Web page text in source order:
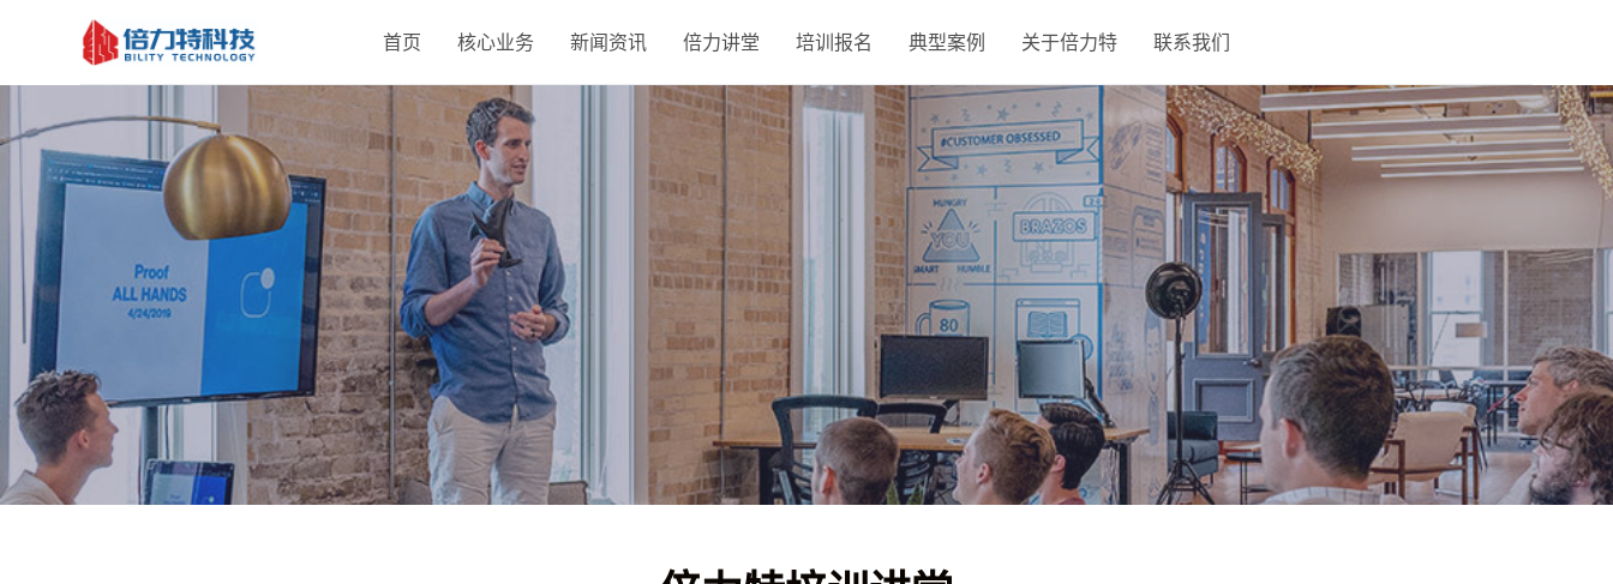
内
首页 核心业务 新闻资讯 倍力讲堂 培训报名 典型案例 关于倍力特 联系我们